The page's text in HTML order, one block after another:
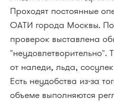
Проходят постоянные
ОАТИ города Москвы. По
проверок выставлена
"неудовлетворительно".
от наледи, льда,
Есть неудобства из-за
объеме выполняются